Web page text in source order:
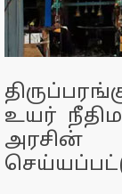
உயர்
அரசின்